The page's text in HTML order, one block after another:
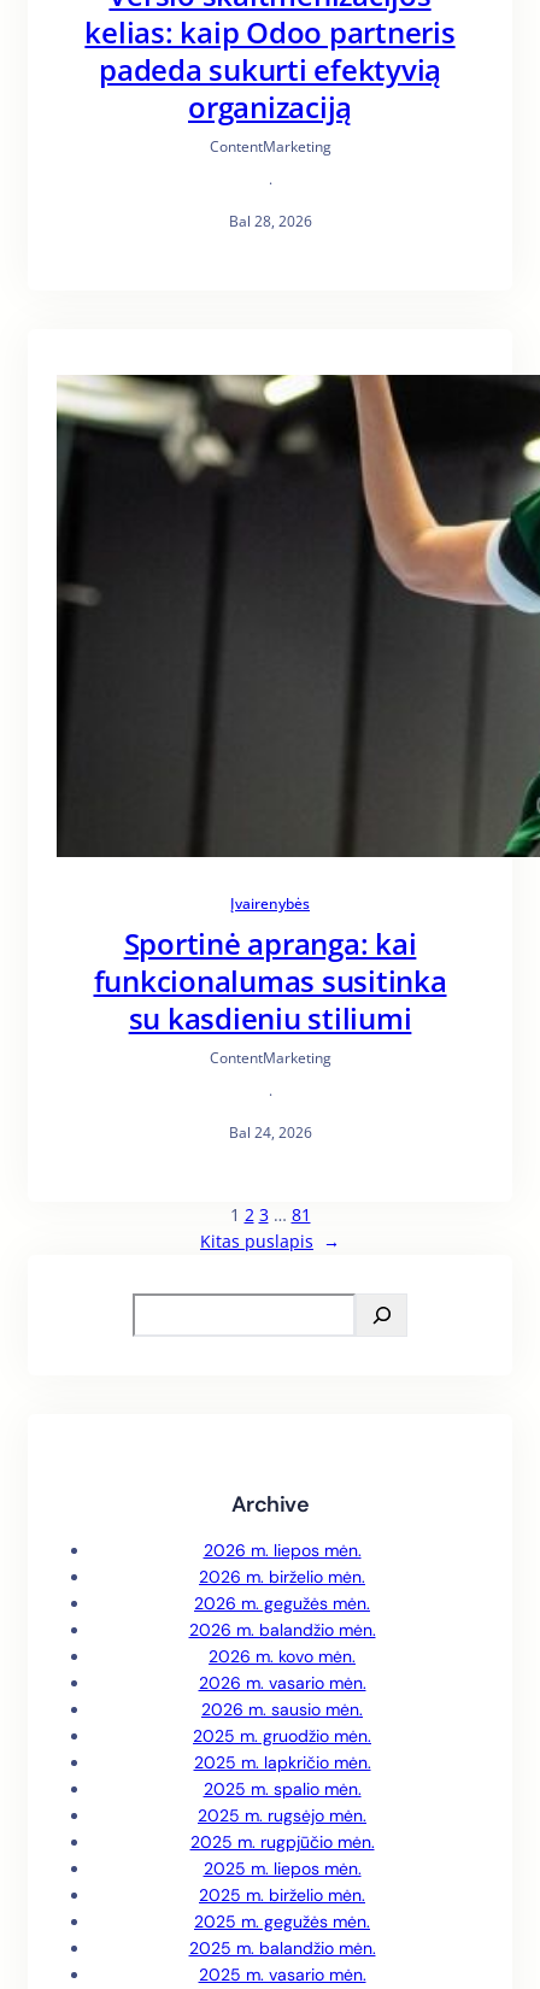
kelias: kaip Odoo partneris
padeda sukurti efektyvią
organizaciją
ContentMarketing
·
Bal 28, 2026
Įvairenybės
Sportinė apranga: kai
funkcionalumas susitinka
su kasdieniu stiliumi
ContentMarketing
·
Bal 24, 2026
1 2 3 … 81
Kitas puslapis →
e
Archive
2026 m. liepos mėn.
2026 m. birželio mėn.
2026 m. gegužės mėn.
2026 m. balandžio mėn.
2026 m. kovo mėn.
2026 m. vasario mėn.
2026 m. sausio mėn.
2025 m. gruodžio mėn.
2025 m. lapkričio mėn.
2025 m. spalio mėn.
2025 m. rugsėjo mėn.
2025 m. rugpjūčio mėn.
2025 m. liepos mėn.
2025 m. birželio mėn.
2025 m. gegužės mėn.
2025 m. balandžio mėn.
2025 m. vasario mėn.